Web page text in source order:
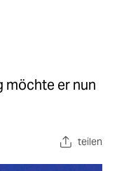
möchte er nun
teilen